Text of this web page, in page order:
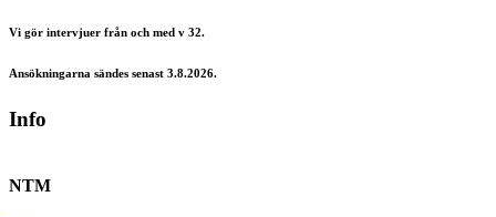
Vi gör intervjuer från och med v 32.
Ansökningarna sändes senast 3.8.2026.
Info
NTM